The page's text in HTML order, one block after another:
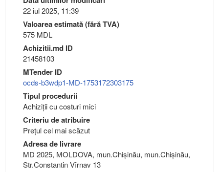
22 iul 2025, 11:39
Valoarea estimată (fără TVA)
575 MDL
Achizitii.md ID
21458103
MTender ID
ocds-b3wdp1-MD-1753172303175
Tipul procedurii
Achiziții cu costuri mici
Criteriu de atribuire
Preţul cel mai scăzut
Adresa de livrare
MD 2025, MOLDOVA, mun.Chişinău, mun.Chişinău,
Str.Constantin Vîrnav 13